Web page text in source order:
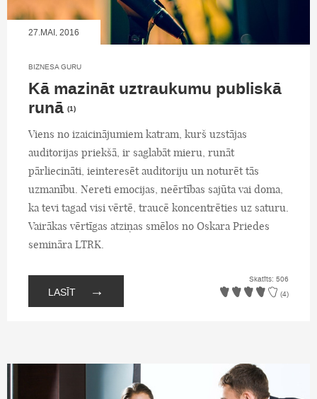
27.MAI, 2016
BIZNESA GURU
Kā mazināt uztraukumu publiskā
runā (1)
Viens no izaicinājumiem katram, kurš uzstājas
auditorijas priekšā, ir saglabāt mieru, runāt
pārliecināti, ieinteresēt auditoriju un noturēt tās
uzmanību. Nereti emocijas, neērtības sajūta vai doma,
ka tevi tagad visi vērtē, traucē koncentrēties uz saturu.
Vairākas vērtīgas atziņas smēlos no Oskara Priedes
semināra LTRK.
LASĪT →
Skatīts: 506
(4)